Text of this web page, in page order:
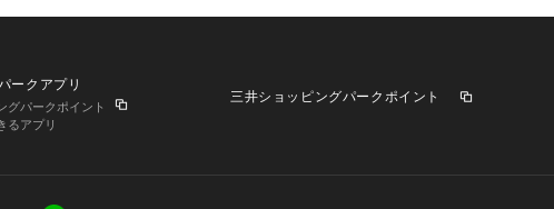
ークアプリ
グパークポイント
るアプリ
三井ショッピングパークポイント